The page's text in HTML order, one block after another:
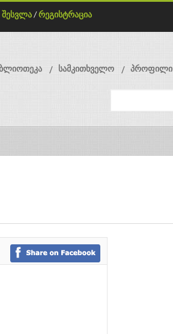
შესვლა / რეგისტრაცია
სამკითხველო პროფილი